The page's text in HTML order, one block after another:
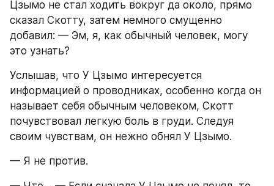
Цзымо не стал ходить вокруг да около, прямо
сказал Скотту, затем немного смущенно
добавил: — Эм, я, как обычный человек, могу
это узнать?
Услышав, что У Цзымо интересуется
информацией о проводниках, особенно когда он
называет себя обычным человеком, Скотт
почувствовал легкую боль в груди. Следуя
своим чувствам, он нежно обнял У Цзымо.
— Я не против.